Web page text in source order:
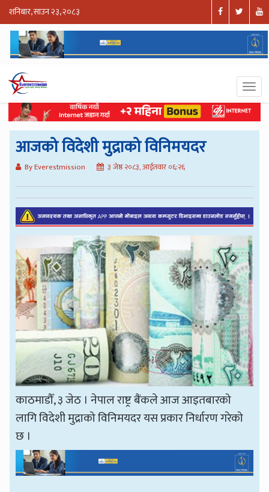
शनिबार, साउन २३, २०८३
आजको विदेशी मुद्राको विनिमयदर
By Everestmission ३ जेष्ठ २०८३, आईतवार ०६:२६
काठमाडौँ, ३ जेठ । नेपाल राष्ट्र बैंकले आज आइतबारको
लागि विदेशी मुद्राको विनिमयदर यस प्रकार निर्धारण गरेको
छ ।